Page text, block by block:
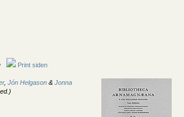
Print siden
, Jón Helgason & Jonna